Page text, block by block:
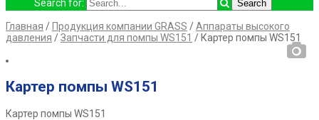
Search for:
Главная / Продукция компании GRASS /Аппараты высокого
давления /Запчасти для помпы WS151 / Картер помпы WS151
Картер помпы WS151
Картер помпы WS151